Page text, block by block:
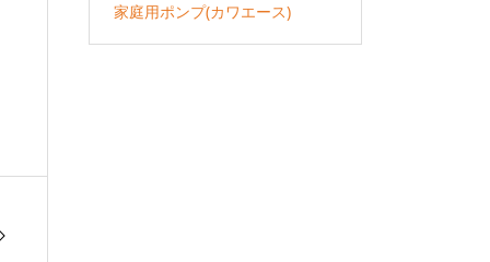
家庭用ポンプ(カワエース)